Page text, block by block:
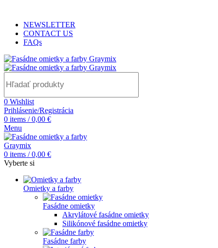
NEWSLETTER
CONTACT US
FAQs
0 Wishlist
Prihlásenie/Registrácia
0 items / 0,00 €
Menu
0 items / 0,00 €
Vyberte si
Omietky a farby
Fasádne omietky
Akrylátové fasádne omietky
Silikónové fasádne omietky
Fasádne farby